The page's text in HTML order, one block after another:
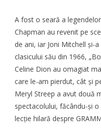
A fost o seară a
Chapman au revenit pe
de ani, iar Joni Mitchell și-
clasicului său din 1966,
Celine Dion au omagiat
care le-am pierdut, cât și
Meryl Streep a avut două
spectacolului, făcându-și
lecție hilară despre